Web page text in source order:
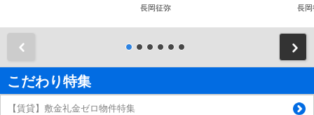
長岡征弥 長岡
こだわり特集
【賃貸】敷金礼金ゼロ物件特集